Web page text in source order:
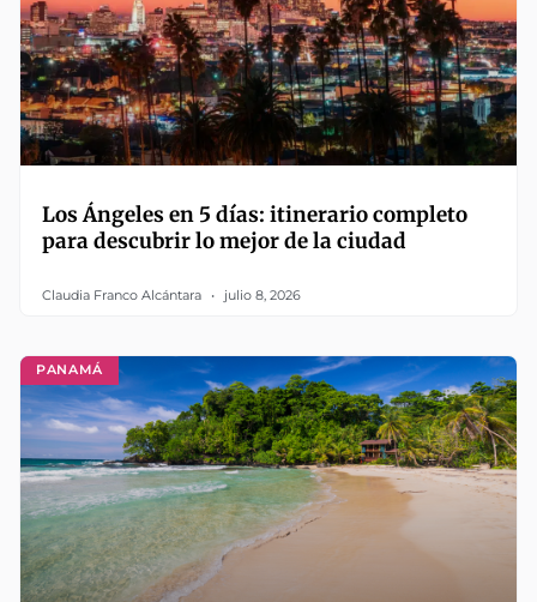
Los Ángeles en 5 días: itinerario completo
para descubrir lo mejor de la ciudad
Claudia Franco Alcántara julio 8, 2026
PANAMÁ